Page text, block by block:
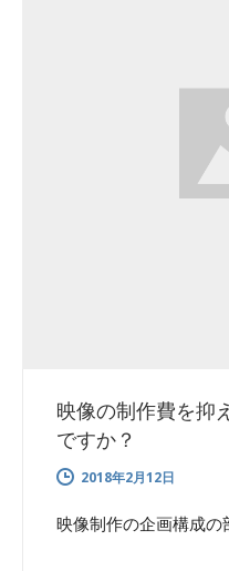
映像の制作費を抑
ですか？
2018年2月12日
映像制作の企画構成